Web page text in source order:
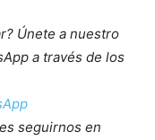
Únete a nuestro
a través de los
seguirnos en